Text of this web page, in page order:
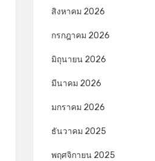
สิงหาคม 2026
กรกฎาคม 2026
มิถุนายน 2026
มีนาคม 2026
มกราคม 2026
ธันวาคม 2025
พฤศจิกายน 2025